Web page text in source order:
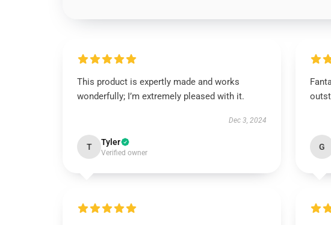
This product is expertly made and works
wonderfully; I’m extremely pleased with it.
Dec 3, 2024
T Tyler
Verified owner
G